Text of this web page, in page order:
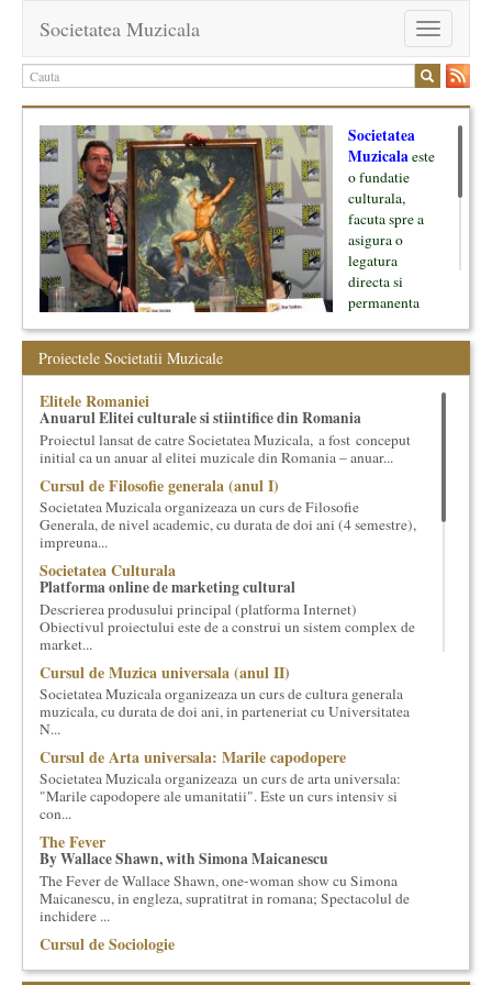
Toggle
navigation
Societatea Muzicala
Societatea
Muzicalaeste
o fundatie
culturala,
facuta spre a
asigura o
legatura
directa si
permanenta
oamenii ei, pe
inceput cu muzica clasica - si de aici numele -, insa acum
dezvoltam proiecte si in alte domenii ale culturii.
Facem management cultural, dezvoltam si administram proiecte
proprii sau preluate, modele si sisteme de finantare, marketing
cultural si consultanta. Organizam concursuri, concerte si
evenimente culturale, private sau publice, tinem cursuri de
cultura generala muzicala, teatrala, filosofica si de alte feluri.
Cuvinte in plus despre proiect, despre cei care il administreaza si
cei care il finantateaza sunt in rubricile de mai jos.
Proiectele Societatii Muzicale
Elitele Romaniei
Anuarul Elitei culturale si stiintifice din Romania
Proiectul lansat de catre Societatea Muzicala, a fost conceput
initial ca un anuar al elitei muzicale din Romania – anuar...
Cursul de Filosofie generala (anul I)
Societatea Muzicala organizeaza un curs de Filosofie
Generala, de nivel academic, cu durata de doi ani (4 semestre),
impreuna...
Societatea Culturala
Platforma online de marketing cultural
Descrierea produsului principal (platforma Internet)
Obiectivul proiectului este de a construi un sistem complex de
market...
Cursul de Muzica universala (anul II)
Societatea Muzicala organizeaza un curs de cultura generala
muzicala, cu durata de doi ani, in parteneriat cu Universitatea
N...
Cursul de Arta universala: Marile capodopere
Societatea Muzicala organizeaza un curs de arta universala:
"Marile capodopere ale umanitatii". Este un curs intensiv si
con...
The Fever
By Wallace Shawn, with Simona Maicanescu
The Fever de Wallace Shawn, one-woman show cu Simona
Maicanescu, in engleza, supratitrat in romana; Spectacolul de
inchidere ...
Cursul de Sociologie
Societatea Muzicala organizeaza un curs de Sociologie, in